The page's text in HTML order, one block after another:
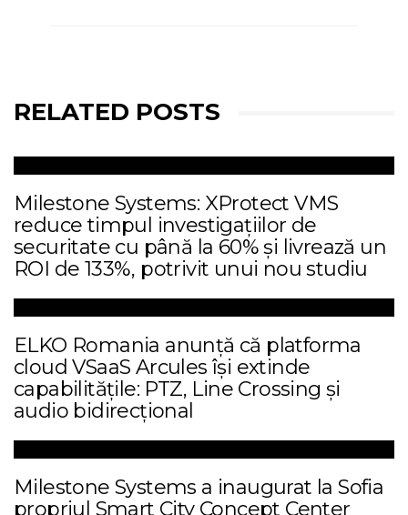
RELATED POSTS
Milestone Systems: XProtect VMS
reduce timpul investigațiilor de
securitate cu până la 60% și livrează un
ROI de 133%, potrivit unui nou studiu
ELKO Romania anunță că platforma
cloud VSaaS Arcules își extinde
capabilitățile: PTZ, Line Crossing și
audio bidirecțional
Milestone Systems a inaugurat la Sofia
propriul Smart City Concept Center